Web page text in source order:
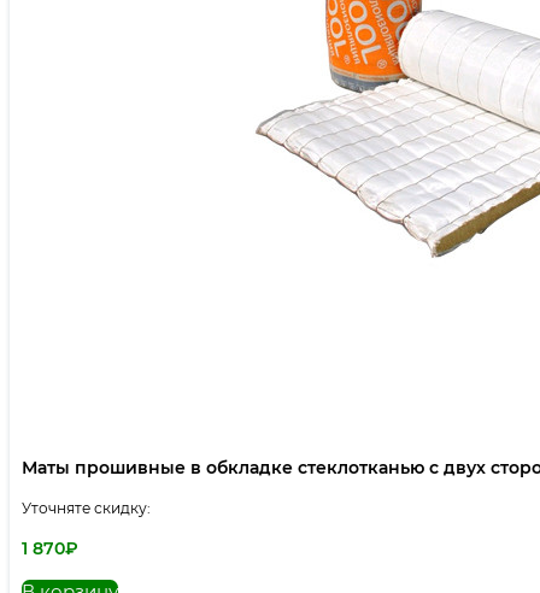
Маты прошивные в обкладке стеклотканью с двух
Уточняте скидку:
1 870₽